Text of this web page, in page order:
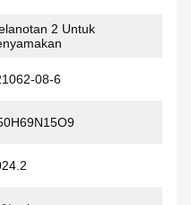
2 Untuk
08-6